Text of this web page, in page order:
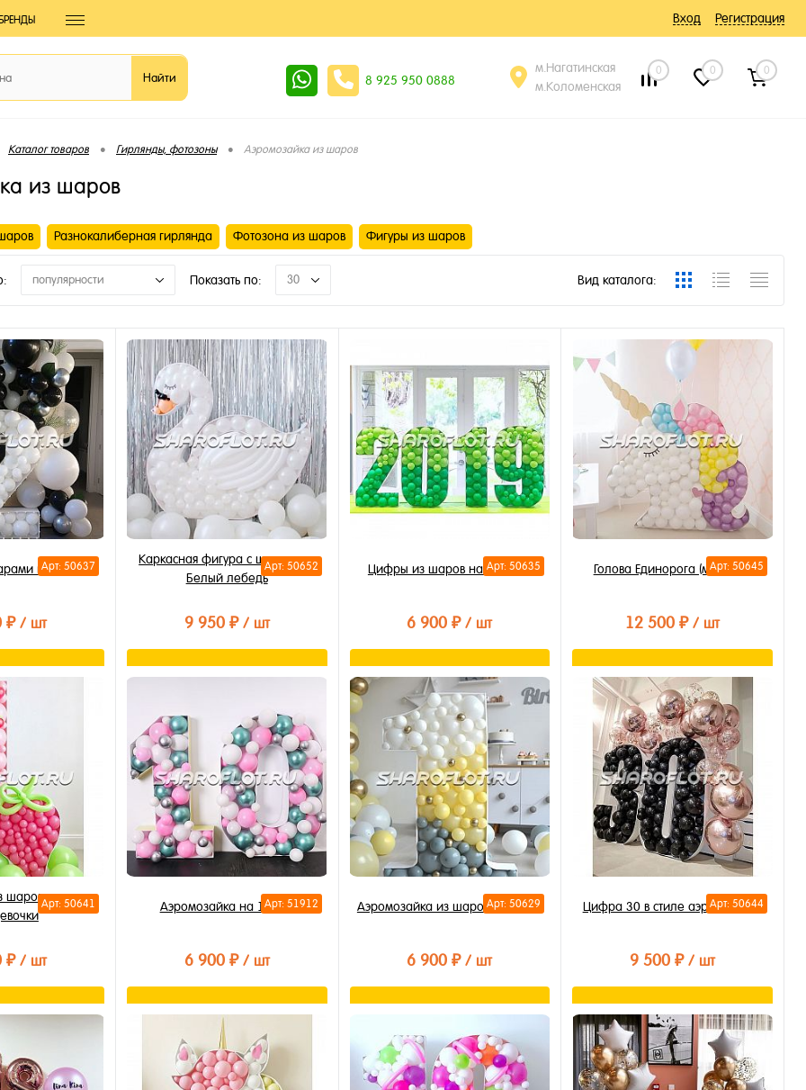
БРЕНДЫ Вход Регистрация
8 925 950 0888
м.Нагатинская
м.Коломенская
0 0 0
Каталог товаров • Гирлянды, фотозоны • Аэромозайка из шаров
из шаров
Разнокалиберная гирлянда Фотозона из шаров Фигуры из шаров
популярности Показать по: 30 Вид каталога:
Арт: 50637
внутри
₽ / шт
Арт: 50652
Каркасная фигура с шариками
Белый лебедь
9 950 ₽ / шт
В корзину
Купить в 1 клик
В избранное
В наличии
Арт: 50635
Цифры из шаров на каркасе
6 900 ₽/ шт
В корзину
Купить в 1 клик
В избранное
В наличии
Арт: 50645
Голова Единорога (мозаика)
12 500 ₽/ шт
Подписаться
Купить в 1 клик
В избранное
Недоступно
Арт: 50641
шаров единица
₽ / шт
Арт: 51912
Аэромозайка на 10 лет
6 900 ₽ / шт
В корзину
Купить в 1 клик
В избранное
Арт: 50629
Аэромозайка из шаров цифра 1
6 900 ₽/ шт
В корзину
Купить в 1 клик
В избранное
Арт: 50644
Цифра 30 в стиле аэромозайка
9 500 ₽/ шт
В корзину
Купить в 1 клик
В избранное